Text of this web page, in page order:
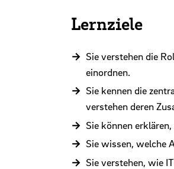
Lernziele
Sie verstehen die
einordnen.
Sie kennen die
verstehen deren
Sie können
Sie wissen, welche
Sie verstehen, wie